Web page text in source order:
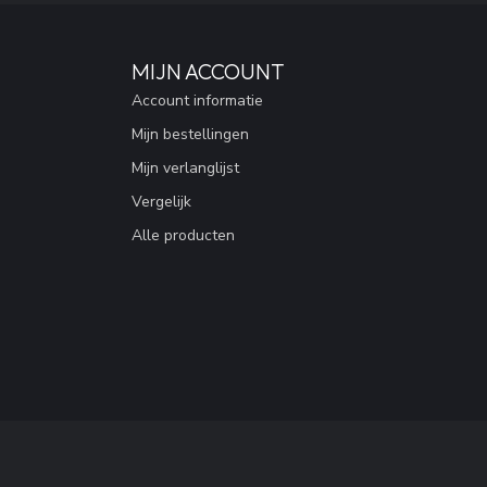
MIJN ACCOUNT
Account informatie
Mijn bestellingen
Mijn verlanglijst
Vergelijk
Alle producten